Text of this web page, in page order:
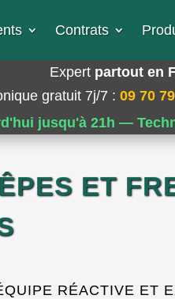
Contrats
Expert partout en
gratuit 7j/7 : 09 70
jusqu'à 21h —
ET
RÉACTIVE ET